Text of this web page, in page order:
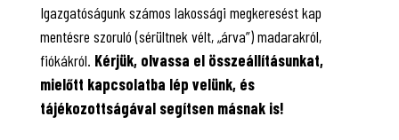
Igazgatóságunk számos lakossági megkeresést kap
mentésre szoruló (sérültnek vélt, „árva”) madarakról,
fiókákról. Kérjük, olvassa el összeállításunkat,
mielőtt kapcsolatba lép velünk, és
tájékozottságával segítsen másnak is!